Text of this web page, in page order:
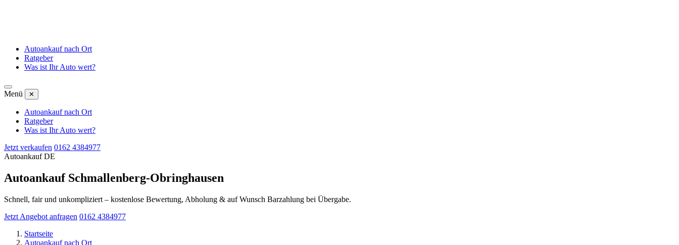
Autoankauf nach Ort
Ratgeber
Was ist Ihr Auto wert?
Menü ✕
Autoankauf nach Ort
Ratgeber
Was ist Ihr Auto wert?
Jetzt verkaufen 0162 4384977
Autoankauf DE
Autoankauf Schmallenberg-Obringhausen
Schnell, fair und unkompliziert – kostenlose Bewertung, Abholung & auf Wunsch Barzahlung bei Übergabe.
Jetzt Angebot anfragen 0162 4384977
Startseite
Autoankauf nach Ort